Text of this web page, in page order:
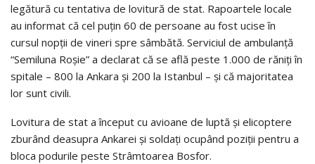
legătură cu tentativa de lovitură de stat. Rapoartele locale
au informat că cel puţin 60 de persoane au fost ucise în
cursul nopţii de vineri spre sâmbătă. Serviciul de ambulanţă
“Semiluna Roşie” a declarat că se află peste 1.000 de răniţi în
spitale – 800 la Ankara şi 200 la Istanbul – şi că majoritatea
lor sunt civili.
Lovitura de stat a început cu avioane de luptă şi elicoptere
zburând deasupra Ankarei şi soldaţi ocupând poziţii pentru a
bloca podurile peste Strâmtoarea Bosfor.